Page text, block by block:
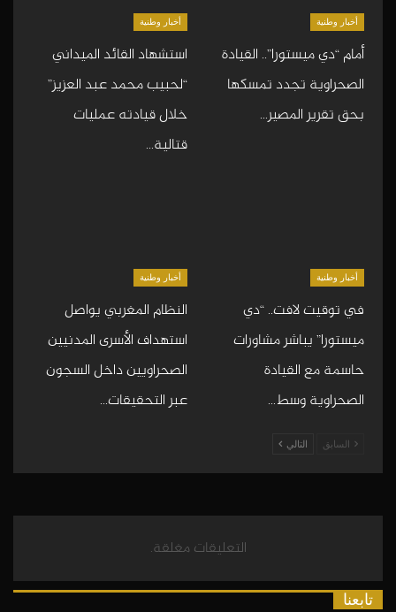
أخبار وطنية
أمام “دي ميستورا”.. القيادة
الصحراوية تجدد تمسكها
بحق تقرير المصير…
أخبار وطنية
استشهاد القائد الميداني
“لحبيب محمد عبد العزيز”
خلال قيادته عمليات
قتالية…
أخبار وطنية
في توقيت لافت.. “دي
ميستورا” يباشر مشاورات
حاسمة مع القيادة
الصحراوية وسط…
أخبار وطنية
النظام المغربي يواصل
استهداف الأسرى المدنيين
الصحراويين داخل السجون
عبر التحقيقات…
السابق التالي
التعليقات مغلقة.
تابعنا